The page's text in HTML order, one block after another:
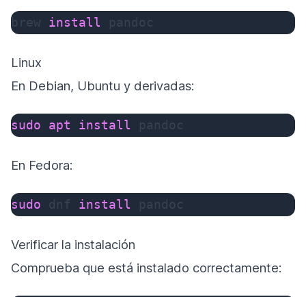
brew install pandoc
Linux
En Debian, Ubuntu y derivadas:
sudo apt install pandoc
En Fedora:
sudo dnf install pandoc
Verificar la instalación
Comprueba que está instalado correctamente: